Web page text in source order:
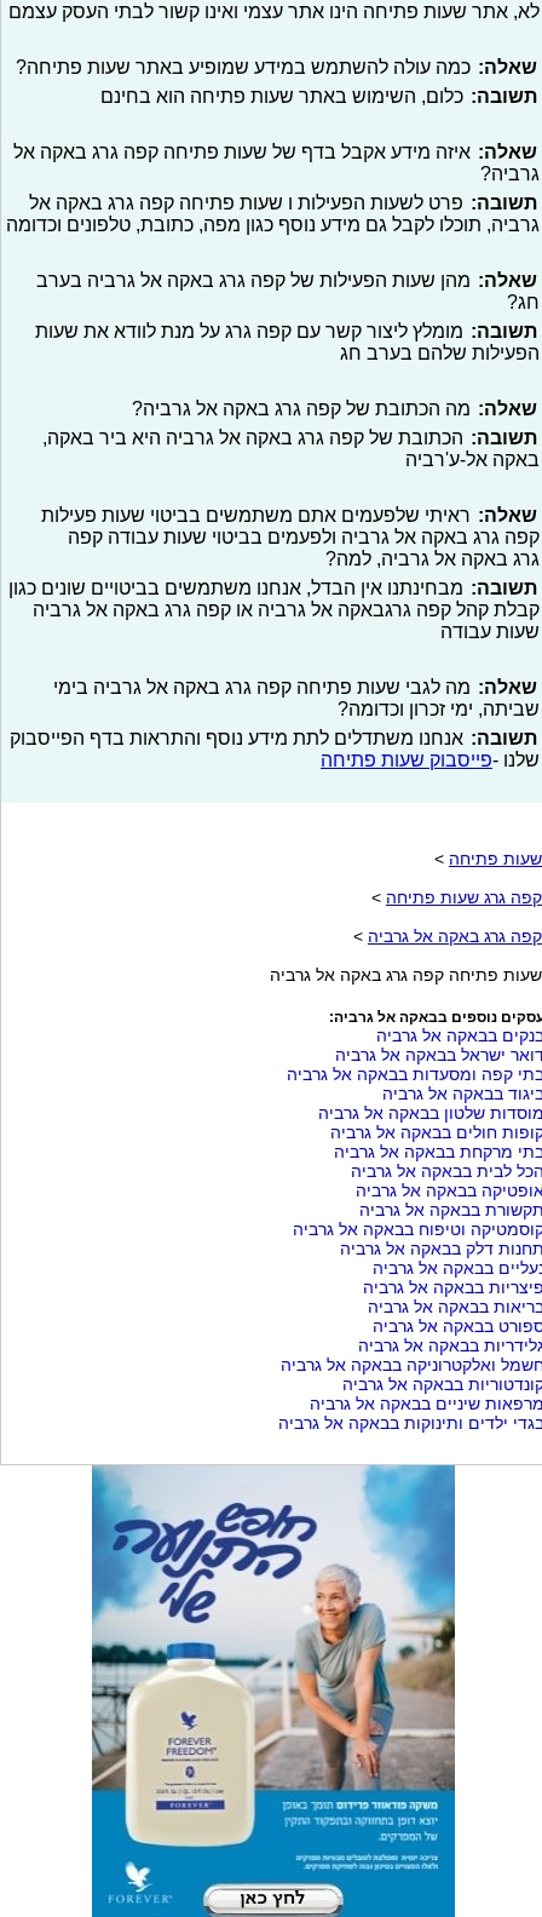
לא, אתר שעות פתיחה הינו אתר עצמי ואינו קשור לבתי העסק עצמם
שאלה: כמה עולה להשתמש במידע שמופיע באתר שעות פתיחה?
תשובה: כלום, השימוש באתר שעות פתיחה הוא בחינם
שאלה: איזה מידע אקבל בדף של שעות פתיחה קפה גרג באקה אל
גרביה?
תשובה: פרט לשעות הפעילות ו שעות פתיחה קפה גרג באקה אל
גרביה, תוכלו לקבל גם מידע נוסף כגון מפה, כתובת, טלפונים וכדומה
שאלה: מהן שעות הפעילות של קפה גרג באקה אל גרביה בערב
חג?
תשובה: מומלץ ליצור קשר עם קפה גרג על מנת לוודא את שעות
הפעילות שלהם בערב חג
שאלה: מה הכתובת של קפה גרג באקה אל גרביה?
תשובה: הכתובת של קפה גרג באקה אל גרביה היא ביר באקה,
באקה אל-ע'רביה
שאלה: ראיתי שלפעמים אתם משתמשים בביטוי שעות פעילות
קפה גרג באקה אל גרביה ולפעמים בביטוי שעות עבודה קפה
גרג באקה אל גרביה, למה?
תשובה: מבחינתנו אין הבדל, אנחנו משתמשים בביטויים שונים כגון
קבלת קהל קפה גרגבאקה אל גרביה או קפה גרג באקה אל גרביה
שעות עבודה
שאלה: מה לגבי שעות פתיחה קפה גרג באקה אל גרביה בימי
שביתה, ימי זכרון וכדומה?
תשובה: אנחנו משתדלים לתת מידע נוסף והתראות בדף הפייסבוק
שלנו -פייסבוק שעות פתיחה
שעות פתיחה >
קפה גרג שעות פתיחה >
קפה גרג באקה אל גרביה >
שעות פתיחה קפה גרג באקה אל גרביה
נוספים בבאקה אל גרביה:
בבאקה אל גרביה
ישראל בבאקה אל גרביה
קפה ומסעדות בבאקה אל גרביה
בבאקה אל גרביה
שלטון בבאקה אל גרביה
חולים בבאקה אל גרביה
מרקחת בבאקה אל גרביה
לבית בבאקה אל גרביה
בבאקה אל גרביה
בבאקה אל גרביה
וטיפוח בבאקה אל גרביה
דלק בבאקה אל גרביה
בבאקה אל גרביה
בבאקה אל גרביה
בבאקה אל גרביה
בבאקה אל גרביה
בבאקה אל גרביה
ואלקטרוניקה בבאקה אל גרביה
בבאקה אל גרביה
שיניים בבאקה אל גרביה
ילדים ותינוקות בבאקה אל גרביה